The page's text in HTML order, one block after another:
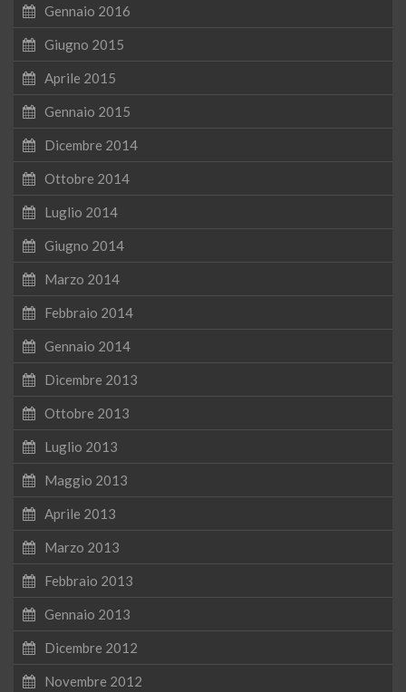
Gennaio 2016
Giugno 2015
Aprile 2015
Gennaio 2015
Dicembre 2014
Ottobre 2014
Luglio 2014
Giugno 2014
Marzo 2014
Febbraio 2014
Gennaio 2014
Dicembre 2013
Ottobre 2013
Luglio 2013
Maggio 2013
Aprile 2013
Marzo 2013
Febbraio 2013
Gennaio 2013
Dicembre 2012
Novembre 2012